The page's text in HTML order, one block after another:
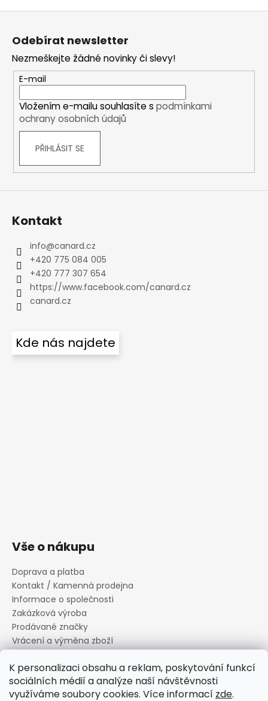
K personalizaci obsahu a reklam, poskytování funkcí
sociálních médií a analýze naší návštěvnosti
využíváme soubory cookies. Více informací zde.
Z
Odebírat newsletter
Nezmeškejte žádné novinky či slevy!
E-mail
Vložením e-mailu souhlasíte s podmínkami
ochrany osobních údajů
PŘIHLÁSIT SE
Kontakt
info@canard.cz
+420 775 084 005
+420 777 307 654
https://www.facebook.com/canard.cz
canard.cz
Kde nás najdete
Vše o nákupu
Doprava a platba
Kontakt / Kamenná prodejna
Informace o společnosti
Zakázková výroba
Prodávané značky
Vrácení a výměna zboží
Informace o souborech cookies
Reklamační řád
Obchodní podmínky